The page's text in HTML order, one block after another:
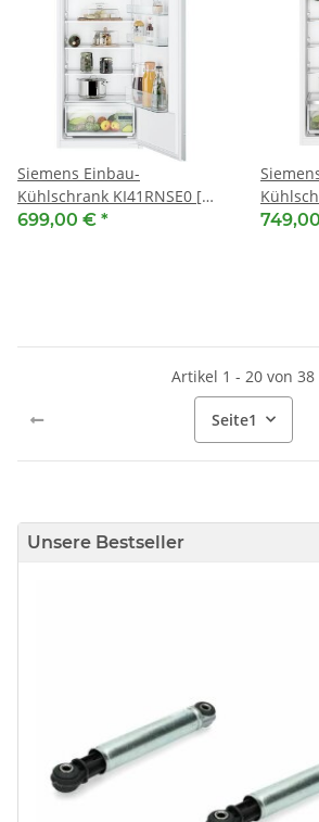
Siemens Einbau-
Kühlschrank KI41RNSE0 [
EEK: E ] 122.5 x 56 cm,
699,00 € *
EEK: E ]
Artikel 1 - 20 von 38
Seite1
Unsere Bestseller